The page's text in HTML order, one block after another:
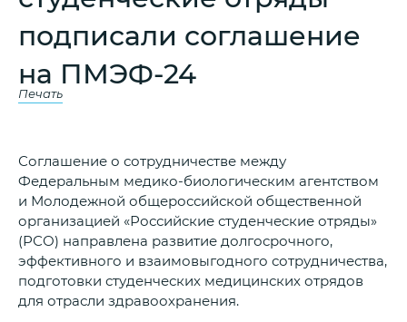
подписали соглашение
на ПМЭФ-24
Печать
Соглашение о сотрудничестве между
Федеральным медико-биологическим агентством
и Молодежной общероссийской общественной
организацией «Российские студенческие отряды»
(РСО) направлена развитие долгосрочного,
эффективного и взаимовыгодного сотрудничества,
подготовки студенческих медицинских отрядов
для отрасли здравоохранения.